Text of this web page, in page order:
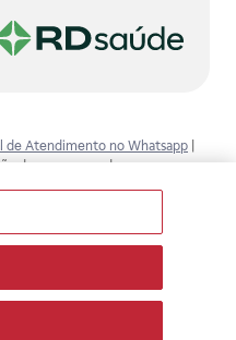
de Atendimento no Whatsapp
devem ser usadas para
adequado. Ao
A Raia Drogasil
SA. Todos os pedidos